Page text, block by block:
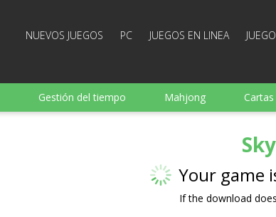
NUEVOS JUEGOS PC JUEGOS EN LINEA
Gestión del tiempo Mahjong Cartas
Juegos
Your game
If the download